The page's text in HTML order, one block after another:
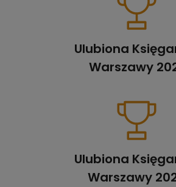
Ulubiona
Warszawy
Ulubiona
Warszawy